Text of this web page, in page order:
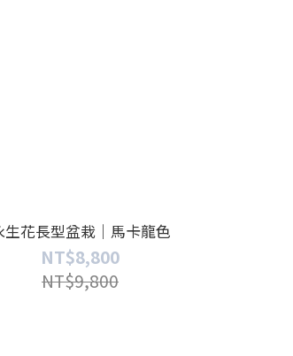
生花長型盆栽｜馬卡龍色
NT$8,800
NT$9,800